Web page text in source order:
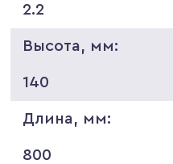
2.2
Высота, мм:
140
Длина, мм:
800